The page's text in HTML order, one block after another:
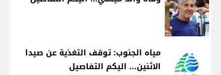
مياه الجنوب: توقف التغذية عن صيدا
الاثنين... اليكم التفاصيل